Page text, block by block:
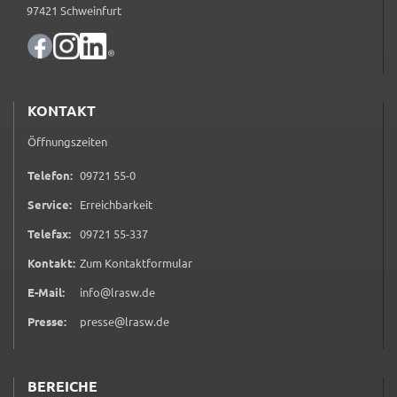
97421 Schweinfurt
KONTAKT
Öffnungszeiten
Telefon: 09721 55-00 9 7 2 1 5 5 0
Service: Erreichbarkeit
Telefax: 09721 55-3370 9 7 2 1 5 5 3 3 7
Kontakt: Zum Kontaktformular(öffnet in neuem Tab)
E-Mail:
info@lrasw.de
Presse:
presse@lrasw.de
BEREICHE
Zweck:
Cookie Laufzeit:
Landratsamt Schweinfurt
Zweck:
Anonyme Klickzählung
Cookie Laufzeit: